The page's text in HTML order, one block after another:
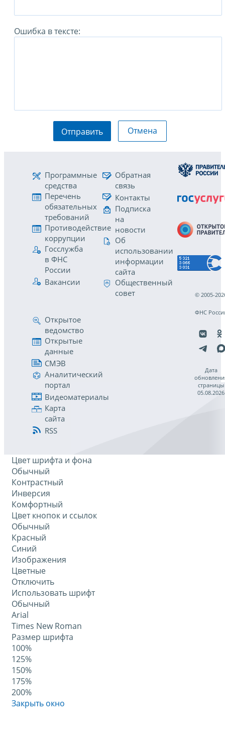
Ошибка в тексте:
Отправить Отмена
Программные
средства
Перечень
обязательных
требований
Противодействие
коррупции
Госслужба
в ФНС
России
Вакансии
Обратная
связь
Контакты
Подписка
на
новости
Об
использовании
информации
сайта
Общественный
совет
Открытое
ведомство
Открытые
данные
СМЭВ
Аналитический
портал
Видеоматериалы
Карта
сайта
RSS
© 2005-
ФНС
Дата
страницы
05.08.2026
Цвет шрифта и фона
Обычный
Контрастный
Инверсия
Комфортный
Цвет кнопок и ссылок
Обычный
Красный
Синий
Изображения
Цветные
Отключить
Использовать шрифт
Обычный
Arial
Times New Roman
Размер шрифта
100%
125%
150%
175%
200%
Закрыть окно